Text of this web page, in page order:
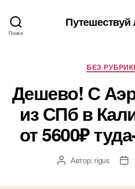
Поиск
Путешествуй
БЕЗ
Дешево! С
из СПб в
от 5600₽
АвторАвтор: rigus